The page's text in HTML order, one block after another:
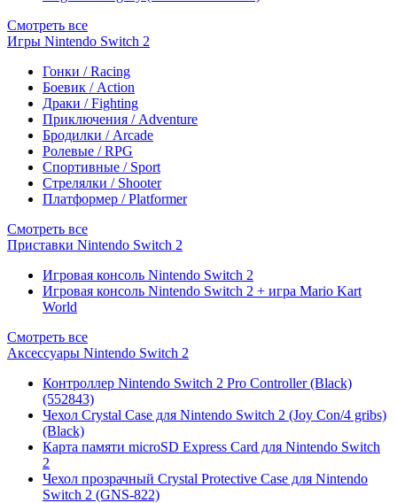
Смотреть все
Игры Nintendo Switch 2
Гонки / Racing
Боевик / Action
Драки / Fighting
Приключения / Adventure
Бродилки / Arcade
Ролевые / RPG
Спортивные / Sport
Стрелялки / Shooter
Платформер / Platformer
Смотреть все
Приставки Nintendo Switch 2
Игровая консоль Nintendo Switch 2
Игровая консоль Nintendo Switch 2 + игра Mario Kart
World
Смотреть все
Аксессуары Nintendo Switch 2
Контроллер Nintendo Switch 2 Pro Controller (Black)
(552843)
Чехол Сrystal Сase для Nintendo Switch 2 (Joy Con/4 gribs)
(Black)
Карта памяти microSD Express Card для Nintendo Switch
2
Чехол прозрачный Crystal Protective Case для Nintendo
Switch 2 (GNS-822)